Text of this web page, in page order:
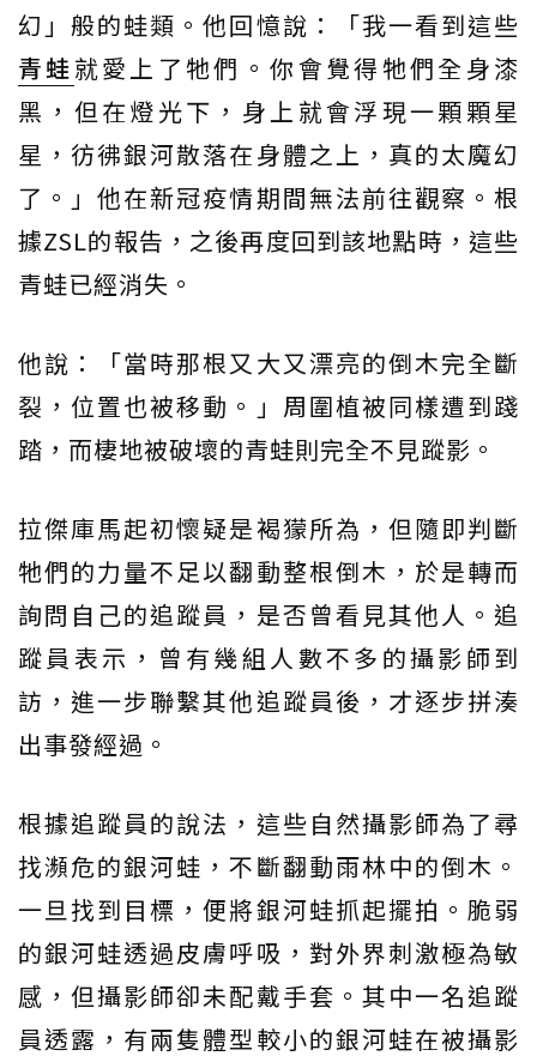
幻」般的蛙類。他回憶說：「我一看到這些
青蛙就愛上了牠們。你會覺得牠們全身漆
黑，但在燈光下，身上就會浮現一顆顆星
星，彷彿銀河散落在身體之上，真的太魔幻
了。」他在新冠疫情期間無法前往觀察。根
據ZSL的報告，之後再度回到該地點時，這些
青蛙已經消失。
他說：「當時那根又大又漂亮的倒木完全斷
裂，位置也被移動。」周圍植被同樣遭到踐
踏，而棲地被破壞的青蛙則完全不見蹤影。
拉傑庫馬起初懷疑是褐獴所為，但隨即判斷
牠們的力量不足以翻動整根倒木，於是轉而
詢問自己的追蹤員，是否曾看見其他人。追
蹤員表示，曾有幾組人數不多的攝影師到
訪，進一步聯繫其他追蹤員後，才逐步拼湊
出事發經過。
根據追蹤員的說法，這些自然攝影師為了尋
找瀕危的銀河蛙，不斷翻動雨林中的倒木。
一旦找到目標，便將銀河蛙抓起擺拍。脆弱
的銀河蛙透過皮膚呼吸，對外界刺激極為敏
感，但攝影師卻未配戴手套。其中一名追蹤
員透露，有兩隻體型較小的銀河蛙在被攝影